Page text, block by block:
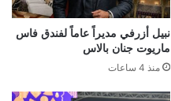
نبيل أزرفي مديراً عاماً لفندق فاس
ماريوت جنان بالاس
منذ 4 ساعات